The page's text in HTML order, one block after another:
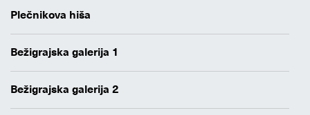
Plečnikova hiša
Bežigrajska galerija 1
Bežigrajska galerija 2